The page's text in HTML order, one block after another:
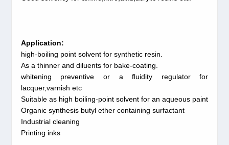
Application:
high-boiling point solvent for synthetic resin.
As a thinner and diluents for bake-coating.
whitening preventive or a fluidity regulator for
lacquer,varnish etc
Suitable as high boiling-point solvent for an aqueous paint
Organic synthesis butyl ether containing surfactant
Industrial cleaning
Printing inks